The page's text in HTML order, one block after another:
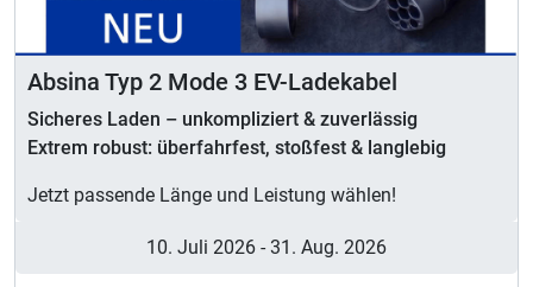
Absina Typ 2 Mode 3 EV-Ladekabel
Sicheres Laden – unkompliziert & zuverlässig
Extrem robust: überfahrfest, stoßfest & langlebig
Jetzt passende Länge und Leistung wählen!
10. Juli 2026 - 31. Aug. 2026